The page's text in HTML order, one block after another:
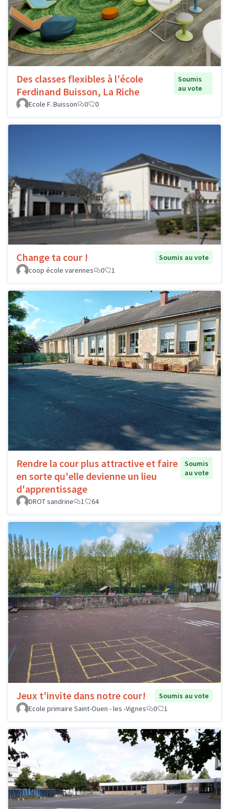
Des classes flexibles à l'école
Ferdinand Buisson, La Riche
Soumis
au vote
Ecole F. Buisson
0 0
Change ta cour !
Soumis au vote
coop école varennes
0 1
Rendre la cour plus attractive et faire
en sorte qu'elle devienne un lieu
d'apprentissage
Soumis
au vote
DROT sandrine 1 64
Jeux t'invite dans notre cour!
Soumis au vote
Ecole primaire Saint-Ouen - les -Vignes
0 1